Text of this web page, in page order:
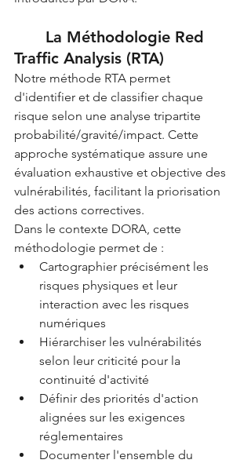
Traffic Analysis (RTA)
Notre méthode RTA permet
d'identifier et de classifier chaque
risque selon une analyse tripartite
probabilité/gravité/impact. Cette
approche systématique assure une
évaluation exhaustive et objective des
vulnérabilités, facilitant la priorisation
des actions correctives.
Dans le contexte DORA, cette
méthodologie permet de :
Cartographier précisément les
risques physiques et leur
interaction avec les risques
numériques
Hiérarchiser les vulnérabilités
selon leur criticité pour la
continuité d'activité
Définir des priorités d'action
alignées sur les exigences
réglementaires
Documenter l'ensemble du